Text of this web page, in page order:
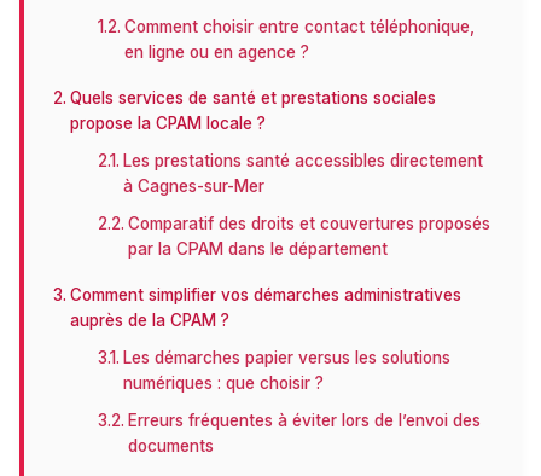
Comment choisir entre contact téléphonique,
en ligne ou en agence ?
Quels services de santé et prestations sociales
propose la CPAM locale ?
Les prestations santé accessibles directement
à Cagnes-sur-Mer
Comparatif des droits et couvertures proposés
par la CPAM dans le département
Comment simplifier vos démarches administratives
auprès de la CPAM ?
Les démarches papier versus les solutions
numériques : que choisir ?
Erreurs fréquentes à éviter lors de l’envoi des
documents